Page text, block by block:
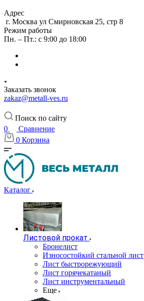
Адрес
г. Москва ул Смирновская 25, стр 8
Режим работы
Пн. – Пт.: с 9:00 до 18:00
Заказать звонок
zakaz@metall-ves.ru
Поиск по сайту
0
Сравнение
0 Корзина
Каталог
Листовой прокат
Бронелист
Износостойкий стальной лист
Лист быстрорежующий
Лист горячекатаный
Лист инструментальный
Еще